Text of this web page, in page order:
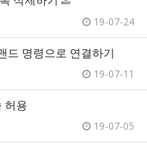
19-07-24
드 명령으로 연결하기
19-07-11
허용
19-07-05